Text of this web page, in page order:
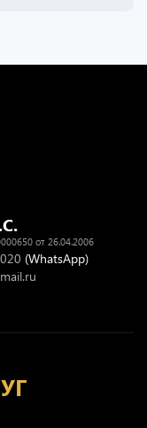
от 26.04.2006
(WhatsApp)